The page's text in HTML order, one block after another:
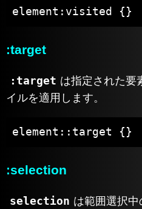
element:visited {}
:target
:target は指定された要
イルを適用します。
element::target {}
:selection
selection は範囲選択